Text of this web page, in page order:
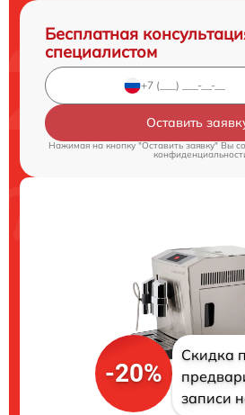
Бесплатная
специалистом
Оставить
Нажимая на кнопку "Оставить заявку" Вы
-20%
Скидка
записи